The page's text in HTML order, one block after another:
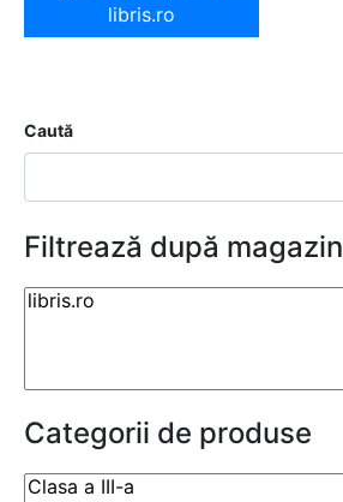
libris.ro
Caută
Filtrează după magazin
Categorii de produse